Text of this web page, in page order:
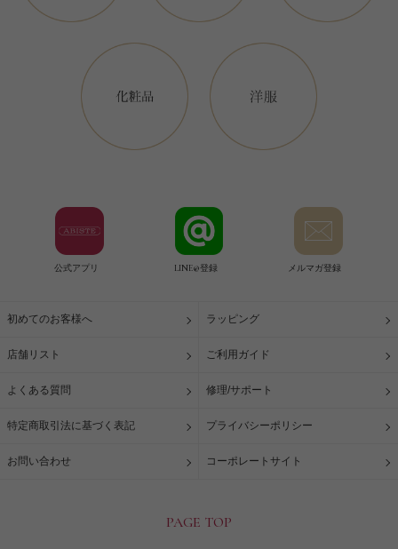
公式アプリ LINE@登録 メルマガ登録
初めてのお客様へ ラッピング
店舗リスト ご利用ガイド
よくある質問 修理/サポート
特定商取引法に基づく表記 プライバシーポリシー
お問い合わせ コーポレートサイト
PAGE TOP